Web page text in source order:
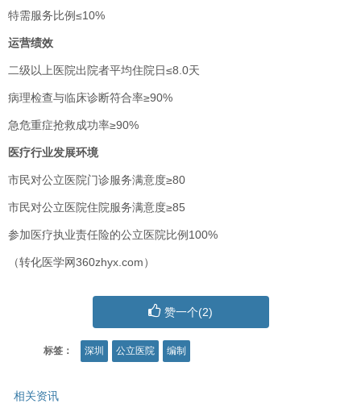
特需服务比例≤10%
运营绩效
二级以上医院出院者平均住院日≤8.0天
病理检查与临床诊断符合率≥90%
急危重症抢救成功率≥90%
医疗行业发展环境
市民对公立医院门诊服务满意度≥80
市民对公立医院住院服务满意度≥85
参加医疗执业责任险的公立医院比例100%
（转化医学网360zhyx.com）
赞一个(2)
标签： 深圳 公立医院 编制
相关资讯